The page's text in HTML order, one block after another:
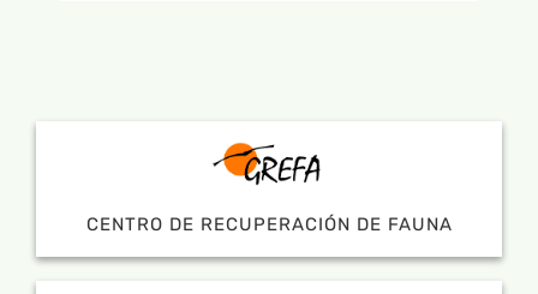
CENTRO DE RECUPERACIÓN DE FAUNA